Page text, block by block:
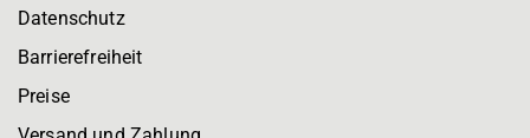
Datenschutz
Barrierefreiheit
Preise